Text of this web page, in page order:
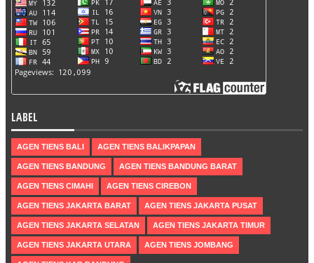
LABEL
AGEN TIENS BALI AGEN TIENS BALIKPAPAN
AGEN TIENS BANDUNG AGEN TIENS BANDUNG BARAT
AGEN TIENS CIMAHI AGEN TIENS CIREBON
AGEN TIENS JAKARTA BARAT AGEN TIENS JAKARTA PUSAT
AGEN TIENS JAKARTA SELATAN AGEN TIENS JAKARTA TIMUR
AGEN TIENS JAKARTA UTARA AGEN TIENS JOMBANG